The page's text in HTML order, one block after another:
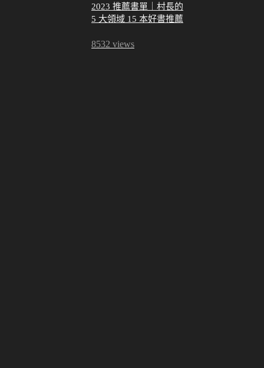
2023 推薦書單｜村長的
5 大領域 15 本好書推薦
8532 views